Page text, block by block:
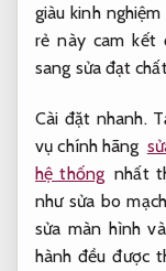
giàu kinh
rẻ này cam kết
sang sửa đạt
Cài đặt nhanh.
vụ chính hãng
hệ thống nhất
như sửa bo
sửa màn hình
hành đều được